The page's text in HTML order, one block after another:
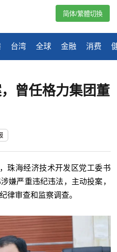
台湾 全球 金融 消费
简体/繁體切換
曾任格力集团董
珠海经济技术开发区党工委书
嫌严重违纪违法，主动投案，
律审查和监察调查。